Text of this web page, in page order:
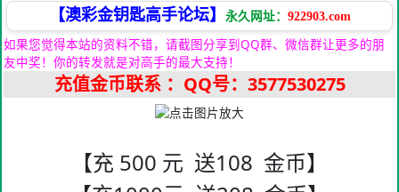
【澳彩金钥匙高手论坛】 永久网址： 922903.com
如果您觉得本站的资料不错，请截图分享到QQ群、微信群让更多的朋
友中奖！你的转发就是对高手的最大支持！
充值金币联系 ：QQ号：3577530275
【充 500 元 送108 金币】